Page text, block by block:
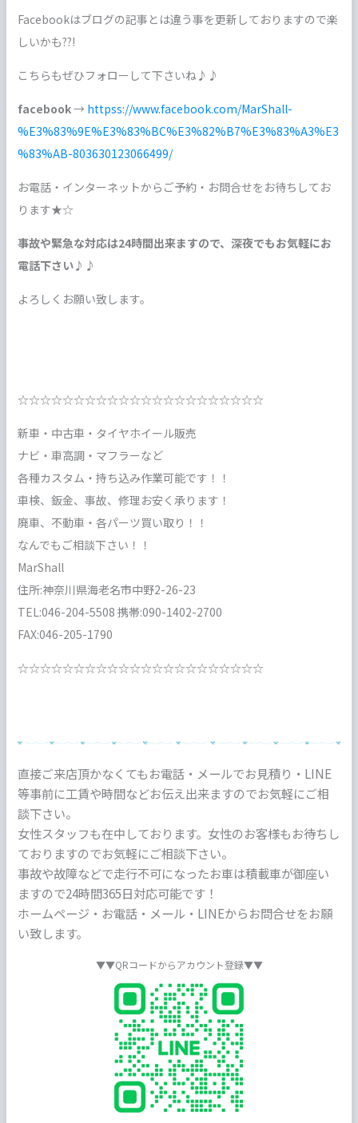
Facebookはブログの記事とは違う事を更新しておりますので楽
しいかも??!
こちらもぜひフォローして下さいね♪♪
facebook→ httpss://www.facebook.com/MarShall-
%E3%83%9E%E3%83%BC%E3%82%B7%E3%83%A3%E3
%83%AB-803630123066499/
お電話・インターネットからご予約・お問合せをお待ちしてお
ります★☆
事故や緊急な対応は24時間出来ますので、深夜でもお気軽にお
電話下さい♪♪
よろしくお願い致します。
☆☆☆☆☆☆☆☆☆☆☆☆☆☆☆☆☆☆☆☆☆☆
新車・中古車・タイヤホイール販売
ナビ・車高調・マフラーなど
各種カスタム・持ち込み作業可能です！！
車検、鈑金、事故、修理お安く承ります！
廃車、不動車・各パーツ買い取り！！
なんでもご相談下さい！！
MarShall
住所:神奈川県海老名市中野2-26-23
TEL:046-204-5508 携帯:090-1402-2700
FAX:046-205-1790
☆☆☆☆☆☆☆☆☆☆☆☆☆☆☆☆☆☆☆☆☆☆
直接ご来店頂かなくてもお電話・メールでお見積り・LINE
等事前に工賃や時間などお伝え出来ますのでお気軽にご相
談下さい。
女性スタッフも在中しております。女性のお客様もお待ちし
ておりますのでお気軽にご相談下さい。
事故や故障などで走行不可になったお車は積載車が御座い
ますので24時間365日対応可能です！
ホームページ・お電話・メール・LINEからお問合せをお願
い致します。
▼▼QRコードからアカウント登録▼▼